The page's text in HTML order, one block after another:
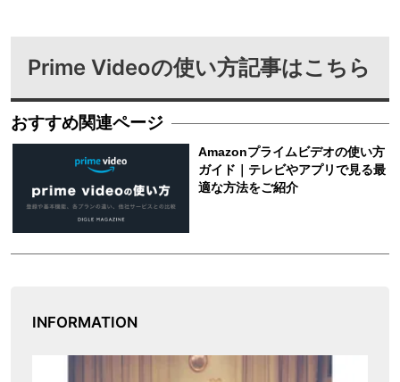
Prime Videoの使い方記事はこちら
INFORMATION